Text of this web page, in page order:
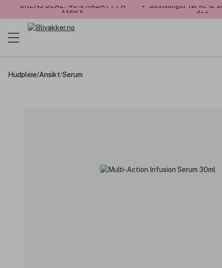
UKENS DEAL : 40% RABATT PÅ
AMIKA
✓ Bestillinger før kl. 12
dag
Hudpleie/Ansikt/Serum